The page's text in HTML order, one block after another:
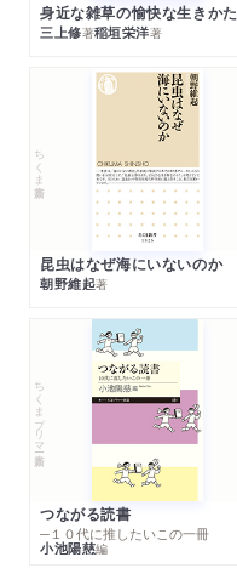
身近な雑草の愉快な生きかた
三上修著稲垣栄洋著
ちくま新書
昆虫はなぜ海にいないのか
朝野維起著
ちくまプリマー新書
つながる読書
─１０代に推したいこの一冊
小池陽慈編